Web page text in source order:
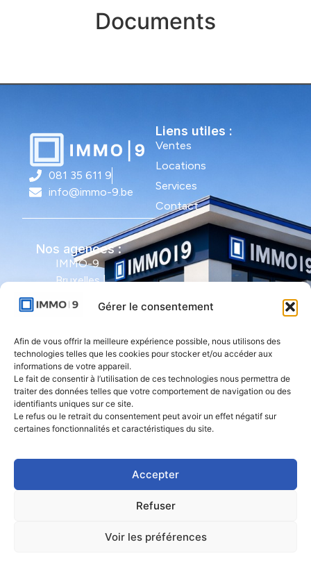
Gérer le consentement
Afin de vous offrir la meilleure expérience possible, nous utilisons des
technologies telles que les cookies pour stocker et/ou accéder aux
informations de votre appareil.
Le fait de consentir à l’utilisation de ces technologies nous permettra de
traiter des données telles que votre comportement de navigation ou des
identifiants uniques sur ce site.
Le refus ou le retrait du consentement peut avoir un effet négatif sur
certaines fonctionnalités et caractéristiques du site.
Accepter
Refuser
Voir les préférences
Documents
081 35 611 9
info@immo-9.be
Nos agences :
IMMO-9
Bruxelles |
491 - bte 12 |
IMMO-9 Namur |
Rue de l'Armée
Grouchy 1 |
5000 Namur
Liens utiles :
Ventes
Locations
Services
Contact